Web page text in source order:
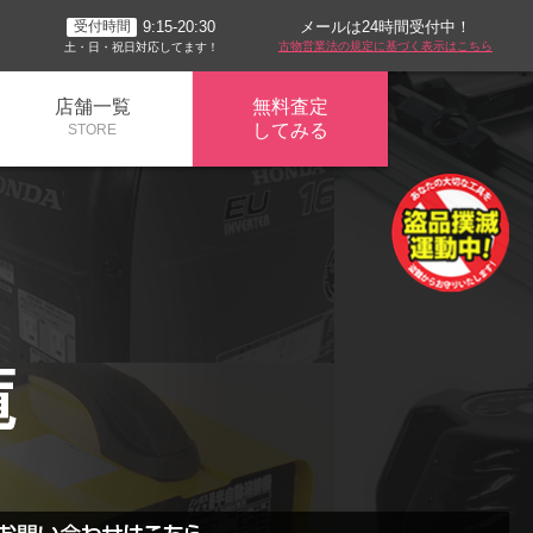
受付時間 9:15-20:30
土・日・祝日対応してます！
メールは24時間受付中！
古物営業法の規定に基づく表示はこちら
店舗一覧
STORE
無料査定
してみる